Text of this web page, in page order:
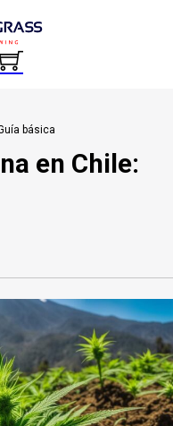
básica
en Chile: